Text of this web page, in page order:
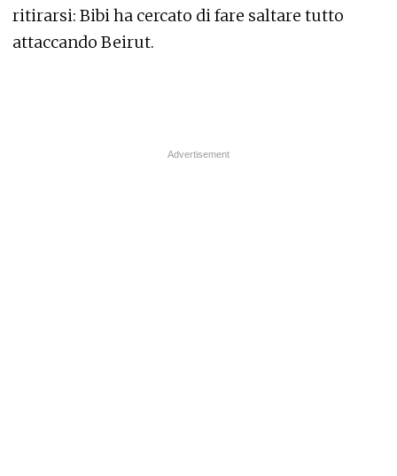
ritirarsi: Bibi ha cercato di fare saltare tutto
attaccando Beirut.